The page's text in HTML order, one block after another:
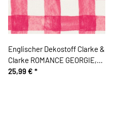
Englischer Dekostoff Clarke &
Clarke ROMANCE GEORGIE,
legeres, großes Karo-Muster,
25,99 € *